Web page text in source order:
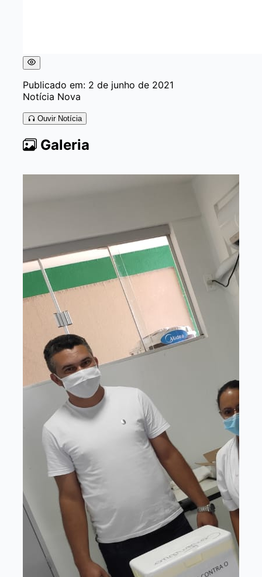
Publicado em: 2 de junho de 2021
Notícia Nova
Ouvir Notícia
Galeria